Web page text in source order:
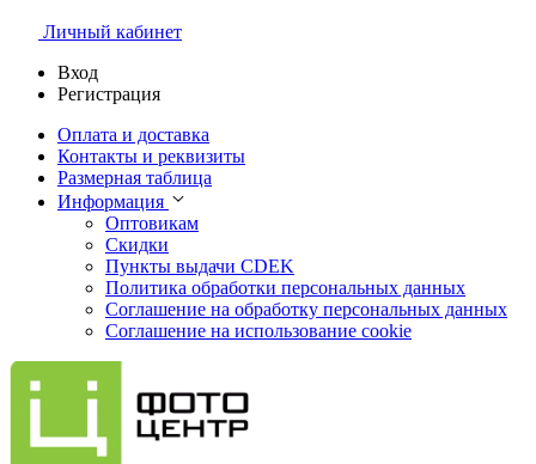
Личный кабинет
Вход
Регистрация
Оплата и доставка
Контакты и реквизиты
Размерная таблица
Информация
Оптовикам
Скидки
Пункты выдачи CDEK
Политика обработки персональных данных
Соглашение на обработку персональных данных
Соглашение на использование cookie